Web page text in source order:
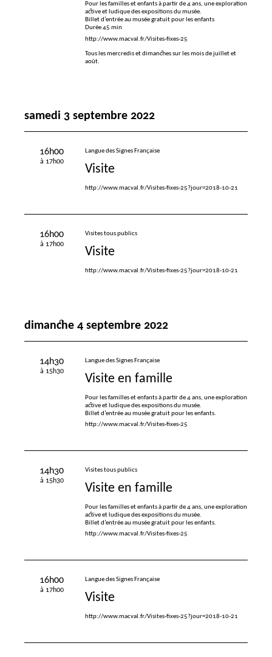
Pour les familles et enfants à partir de 4 ans, une exploration
active et ludique des expositions du musée.
Billet d’entrée au musée gratuit pour les enfants
Durée 45 min
http://www.macval.fr/Visites-fixes-25
Tous les mercredis et dimanches sur les mois de juillet et
août.
samedi 3 septembre 2022
16h00
à 17h00
Langue des Signes Française
Visite
http://www.macval.fr/Visites-fixes-25?jour=2018-10-21
16h00
à 17h00
Visites tous publics
Visite
http://www.macval.fr/Visites-fixes-25?jour=2018-10-21
dimanche 4 septembre 2022
14h30
à 15h30
Langue des Signes Française
Visite en famille
Pour les familles et enfants à partir de 4 ans, une exploration
active et ludique des expositions du musée.
Billet d’entrée au musée gratuit pour les enfants.
http://www.macval.fr/Visites-fixes-25
14h30
à 15h30
Visites tous publics
Visite en famille
Pour les familles et enfants à partir de 4 ans, une exploration
active et ludique des expositions du musée.
Billet d’entrée au musée gratuit pour les enfants.
http://www.macval.fr/Visites-fixes-25
16h00
à 17h00
Langue des Signes Française
Visite
http://www.macval.fr/Visites-fixes-25?jour=2018-10-21